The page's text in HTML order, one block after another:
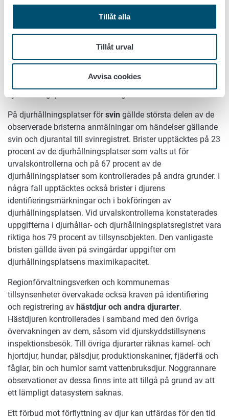
Tillåt alla
Tillåt urval
Avvisa cookies
nötkreatursgårdar var den vanligaste observerade bristen
förknippad med uppgifter om djurhållningsplatsernas
maximala kapacitet. I viss mån observerades saknade
djurhållningsanmälningar, t.ex. i situationer där det på
djurhållningsplatsen fanns både får- och getdjur, men man
kontrollerna observerades också några oregistrerade
På djurhållningsplatser försvin gällde största delen av de
observerade bristerna anmälningar om händelser gällande
svin och djurantal till svinregistret. Brister upptäcktes på 23
procent av de djurhållningsplatser som valts ut för
urvalskontrollerna och på 67 procent av de
djurhållningsplatser som kontrollerades på andra grunder. I
några fall upptäcktes också brister i djurens
identifieringsmärkningar och i bokföringen av
djurhållningsplatsen. Vid urvalskontrollerna konstaterades
uppgifterna i djurhållar- och djurhållningsplatsregistret vara
riktiga hos 79 procent av tillsynsobjekten. Den vanligaste
bristen gällde även på svingårdar uppgifter om
djurhållningsplatsens maximikapacitet.
Regionförvaltningsverken och kommunernas
tillsynsenheter övervakade också kraven på identifiering
och registrering av hästdjur och andra djurarter.
Hästdjuren kontrollerades i samband med den övriga
övervakningen av dem, såsom vid djurskyddstillsynens
inspektionsbesök. Till övriga djurarter räknas kamel- och
hjortdjur, hundar, pälsdjur, produktionskaniner, fjäderfä och
fåglar, bin och humlor samt vattenbruksdjur. Noggrannare
observationer av dessa finns inte att tillgå på grund av att
ett lämpligt datasystem saknas.
Ett förbud mot förflyttning av djur kan utfärdas för den tid